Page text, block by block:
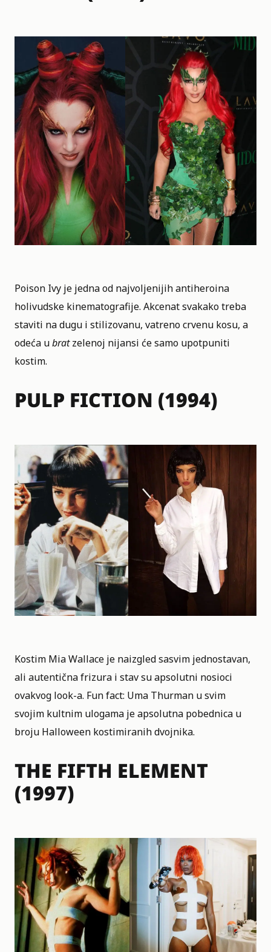
Poison Ivy je jedna od najvoljenijih antiheroina
holivudske kinematografije. Akcenat svakako treba
staviti na dugu i stilizovanu, vatreno crvenu kosu, a
odeća ubratzelenoj nijansi će samo upotpuniti
kostim.
PULP FICTION (1994)
Kostim Mia Wallace je naizgled sasvim jednostavan,
ali autentična frizura i stav su apsolutni nosioci
ovakvog look-a. Fun fact: Uma Thurman u svim
svojim kultnim ulogama je apsolutna pobednica u
broju Halloween kostimiranih dvojnika.
THE FIFTH ELEMENT
(1997)